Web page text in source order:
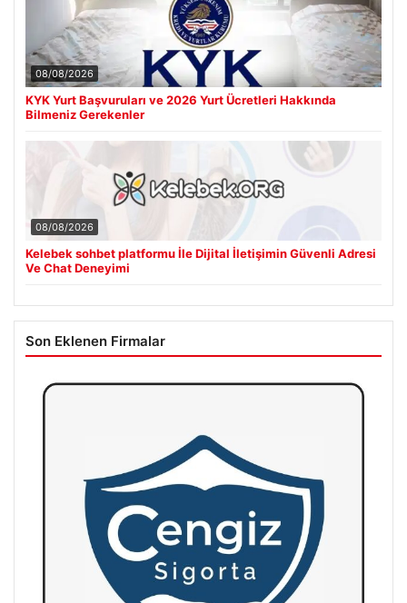
08/08/2026
KYK Yurt Başvuruları ve 2026 Yurt Ücretleri Hakkında
Bilmeniz Gerekenler
08/08/2026
Kelebek sohbet platformu İle Dijital İletişimin Güvenli Adresi
Ve Chat Deneyimi
Son Eklenen Firmalar